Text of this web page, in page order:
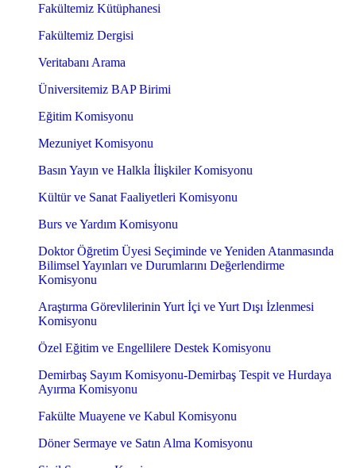
Fakültemiz Kütüphanesi
Fakültemiz Dergisi
Veritabanı Arama
Üniversitemiz BAP Birimi
Eğitim Komisyonu
Mezuniyet Komisyonu
Basın Yayın ve Halkla İlişkiler Komisyonu
Kültür ve Sanat Faaliyetleri Komisyonu
Burs ve Yardım Komisyonu
Doktor Öğretim Üyesi Seçiminde ve Yeniden Atanmasında
Bilimsel Yayınları ve Durumlarını Değerlendirme
Komisyonu
Araştırma Görevlilerinin Yurt İçi ve Yurt Dışı İzlenmesi
Komisyonu
Özel Eğitim ve Engellilere Destek Komisyonu
Demirbaş Sayım Komisyonu-Demirbaş Tespit ve Hurdaya
Ayırma Komisyonu
Fakülte Muayene ve Kabul Komisyonu
Döner Sermaye ve Satın Alma Komisyonu